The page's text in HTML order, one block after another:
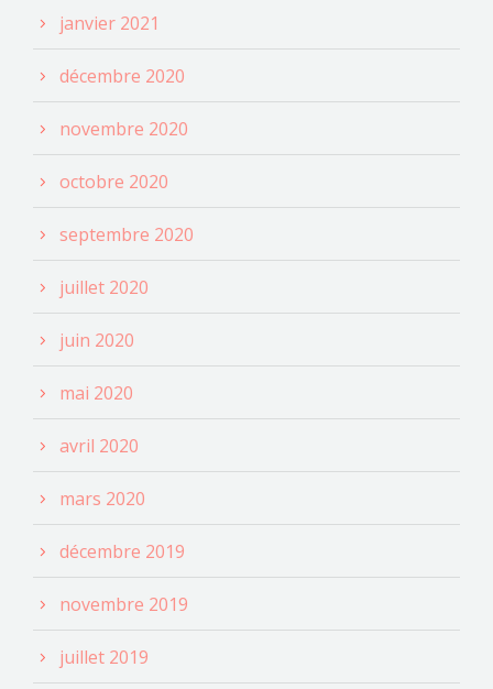
janvier 2021
décembre 2020
novembre 2020
octobre 2020
septembre 2020
juillet 2020
juin 2020
mai 2020
avril 2020
mars 2020
décembre 2019
novembre 2019
juillet 2019